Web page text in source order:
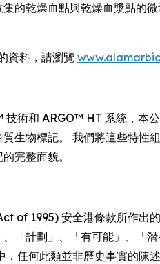
的乾燥血點與乾燥血漿點的
資料，請瀏覽
術和 ARGO™ HT 系統，本
生物標記。 我們將這些特性
完整面貌。
of 1995) 安全港條款所作出的
「計劃」、「有可能」、「
任何此類並非歷史事實的陳